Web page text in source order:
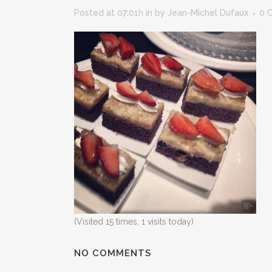
Posted at 07:01h in by Jean-Michel Dufaux 0
(Visited 15 times, 1 visits today)
NO COMMENTS